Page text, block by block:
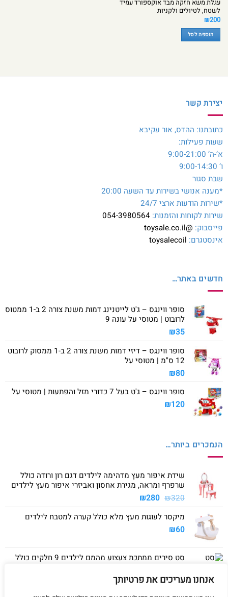
אנחנו מעריכים את פרטיותך
עגלת משא חזקה מבד אוקספורד עמיד
לשטח, לטיולים ולקניות
₪200
הוספה לסל
יצירת קשר
כתובתנו: ההדס, אור עקיבא
שעות פעילות:
א’-ה’ 9:00-21:00
ו’ 9:00-14:30
שבת סגור
*מענה אנושי בשירות עד השעה 20:00
*שירות הודעות ארצי 24/7
שירות לקוחות והזמנות: 054-3980564
פייסבוק: @toysale.co.il
אינסטגרם: toysalecoil
חדשים באתר…
סופר ווינגס – ג'ט לייטנינג דמות משנת צורה 2 ב-1 ממטוס
לרובוט | מטוסי על עונה 9
₪35
סופר ווינגס – דיזי דמות משנת צורה 2 ב-1 ממסוק לרובוט
12 ס"מ | מטוסי על
₪80
סופר ווינגס – ג'ט בעל 7 כדורי מזל והפתעות | מטוסי על
₪120
הנמכרים ביותר…
שידת איפור מעץ מדהימה לילדים דגם רון ורודה כולל
שרפרף ומראה, מגירת אחסון ואביזרי איפור מעץ לילדים
₪320
המחיר
היה:
₪280 המחיר
הוא:
מיקסר לעוגות מעץ מלא כולל קערה למטבח לילדים
₪60
סט סירים ממתכת צעצוע מהמם לילדים 9 חלקים כולל
₪40